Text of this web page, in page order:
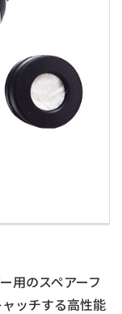
用のスペアーフ
ッチする高性能